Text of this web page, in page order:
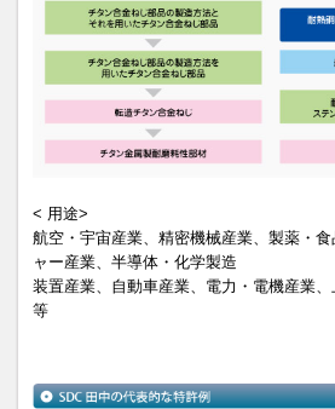
< 用途>
航空・宇宙産業、精密機械産業、製薬・
ャー産業、半導体・化学製造
装置産業、自動車産業、電力・電機産業
等